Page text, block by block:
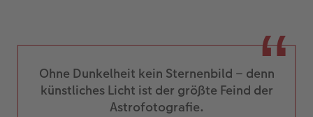
Ohne Dunkelheit kein Sternenbild – denn
künstliches Licht ist der größte Feind der
Astrofotografie.